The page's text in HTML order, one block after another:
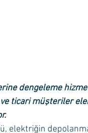
dengeleme
ticari müşteriler
elektriğin